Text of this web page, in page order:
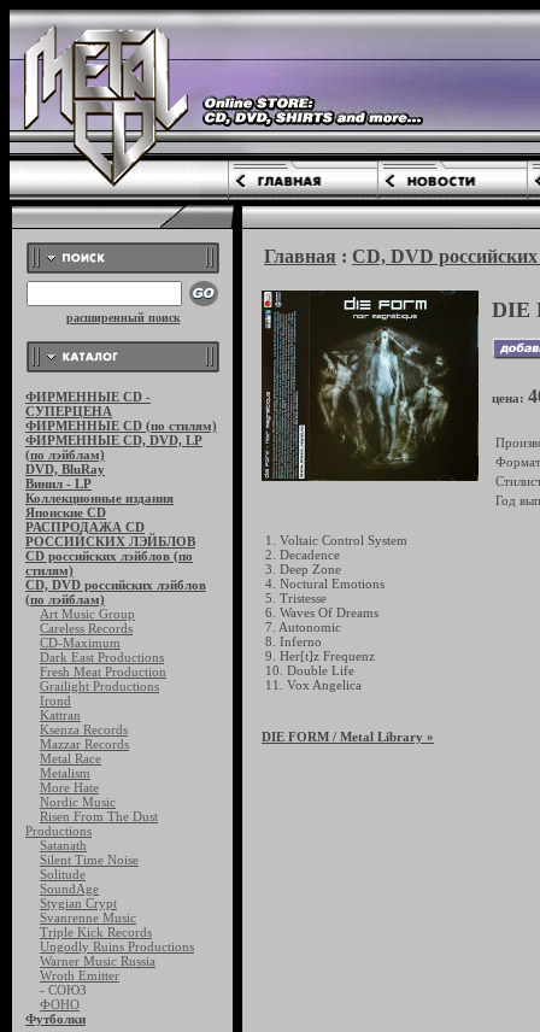
расширенный поиск
ФИРМЕННЫЕ CD -
СУПЕРЦЕНА
ФИРМЕННЫЕ CD (по стилям)
ФИРМЕННЫЕ CD, DVD, LP
(по лэйблам)
DVD, BluRay
Винил - LP
Коллекционные издания
Японские CD
РАСПРОДАЖА CD
РОССИЙСКИХ ЛЭЙБЛОВ
CD российских лэйблов (по
стилям)
CD, DVD российских лэйблов
(по лэйблам)
Art Music Group
Careless Records
CD-Maximum
Dark East Productions
Fresh Meat Production
Grailight Productions
Irond
Kattran
Ksenza Records
Mazzar Records
Metal Race
Metalism
More Hate
Nordic Music
Risen From The Dust
Productions
Satanath
Silent Time Noise
Solitude
SoundAge
Stygian Crypt
Svanrenne Music
Triple Kick Records
Ungodly Ruins Productions
Warner Music Russia
Wroth Emitter
- СОЮЗ
ФОНО
Футболки
Главная : CD, DVD
DIE
цена:
Год
1. Voltaic Control System
2. Decadence
3. Deep Zone
4. Noctural Emotions
5. Tristesse
6. Waves Of Dreams
7. Autonomic
8. Inferno
9. Her[t]z Frequenz
10. Double Life
11. Vox Angelica
DIE FORM / Metal Library »